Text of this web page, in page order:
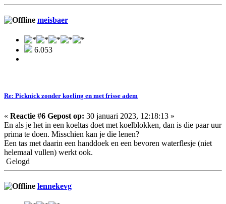
meisbaer
6.053
Re: Picknick zonder koeling en met frisse adem
« Reactie #6 Gepost op: 30 januari 2023, 12:18:13 »
En als je het in een koeltas doet met koelblokken, dan is die paar uur
prima te doen. Misschien kan je die lenen?
Een tas met daarin een handdoek en een bevoren waterflesje (niet
helemaal vullen) werkt ook.
Gelogd
lennekevg